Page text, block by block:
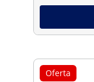
Oferta